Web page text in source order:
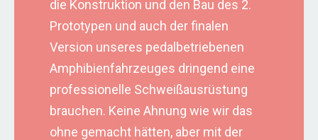
die Konstruktion und den Bau des 2.
Prototypen und auch der finalen
Version unseres pedalbetriebenen
Amphibienfahrzeuges dringend eine
professionelle Schweißausrüstung
brauchen. Keine Ahnung wie wir das
ohne gemacht hätten, aber mit der